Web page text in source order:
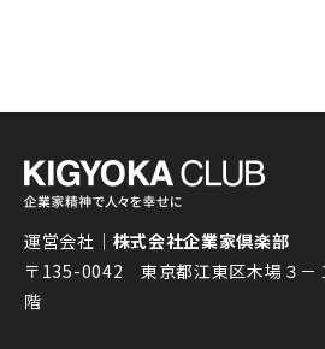
運営会社｜ 株式会社企業家倶楽部
〒135-0042 東京都江東区木場３－
階